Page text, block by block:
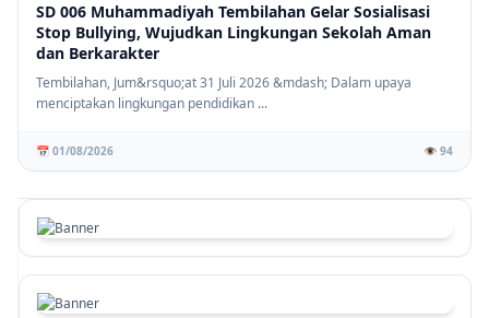
SD 006 Muhammadiyah Tembilahan Gelar Sosialisasi
Stop Bullying, Wujudkan Lingkungan Sekolah Aman
dan Berkarakter
Tembilahan, Jum&rsquo;at 31 Juli 2026 &mdash; Dalam upaya
menciptakan lingkungan pendidikan ...
📅 01/08/2026 👁️ 94